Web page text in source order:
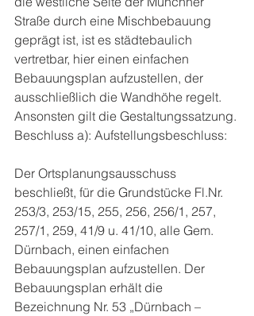
Straße durch eine Mischbebauung
geprägt ist, ist es städtebaulich
vertretbar, hier einen einfachen
Bebauungsplan aufzustellen, der
ausschließlich die Wandhöhe regelt.
Ansonsten gilt die Gestaltungssatzung.
Beschluss a): Aufstellungsbeschluss:
Der Ortsplanungsausschuss
beschließt, für die Grundstücke Fl.Nr.
253/3, 253/15, 255, 256, 256/1, 257,
257/1, 259, 41/9 u. 41/10, alle Gem.
Dürnbach, einen einfachen
Bebauungsplan aufzustellen. Der
Bebauungsplan erhält die
Bezeichnung Nr. 53 „Dürnbach –